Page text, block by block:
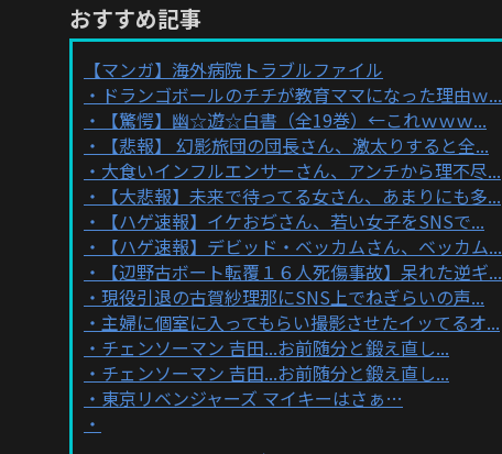
おすすめ記事
【マンガ】海外病院トラブルファイル
ドランゴボールのチチが教育ママになった理由ｗ...
【驚愕】幽☆遊☆白書（全19巻）←これｗｗｗ...
【悲報】 幻影旅団の団長さん、激太りすると全...
大食いインフルエンサーさん、アンチから理不尽...
【大悲報】未来で待ってる女さん、あまりにも多...
【ハゲ速報】イケおぢさん、若い女子をSNSで...
【ハゲ速報】デビッド・ベッカムさん、ベッカム...
【辺野古ボート転覆１６人死傷事故】呆れた逆ギ...
現役引退の古賀紗理那にSNS上でねぎらいの声...
主婦に個室に入ってもらい撮影させたイッてるオ...
チェンソーマン 吉田...お前随分と鍛え直し...
チェンソーマン 吉田...お前随分と鍛え直し...
東京リベンジャーズ マイキーはさぁ…